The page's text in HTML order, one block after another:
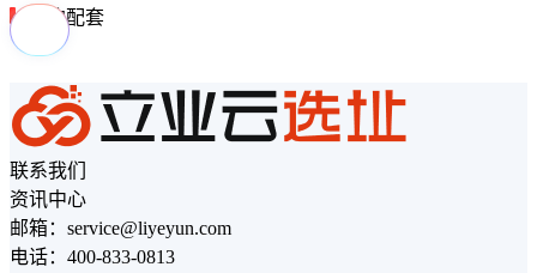
周边配套
联系我们
资讯中心
邮箱：service@liyeyun.com
电话：400-833-0813